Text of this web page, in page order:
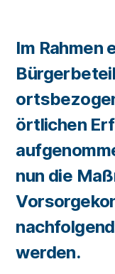
Im Rahmen
örtlichen
nun die
werden.